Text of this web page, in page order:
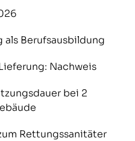
als Berufsausbildung
Nachweis
bei 2
Rettungssanitäter